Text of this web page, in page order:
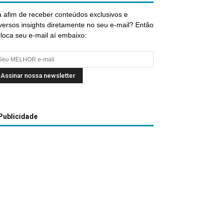
afim de receber conteúdos exclusivos e
insights diretamente no seu e-mail? Então
seu e-mail aí embaixo:
Publicidade